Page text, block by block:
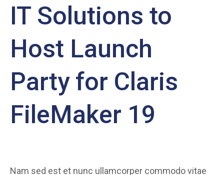
IT Solutions to
Host Launch
Party for Claris
FileMaker 19
Nam sed est et nunc ullamcorper commodo vitae